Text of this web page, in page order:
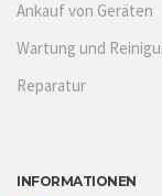
Ankauf von Geräten
Wartung und
Reparatur
INFORMATIONEN